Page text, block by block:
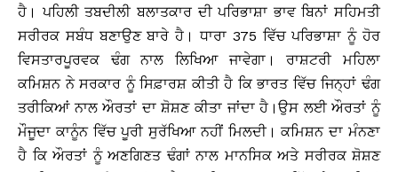
ਹੈ। ਪਹਿਲੀ ਤਬਦੀਲੀ ਬਲਾਤਕਾਰ ਦੀ ਪਰਿਭਾਸ਼ਾ ਭਾਵ ਬਿਨਾਂ ਸਹਿਮਤੀ
ਸਰੀਰਕ ਸਬੰਧ ਬਣਾਉਣ ਬਾਰੇ ਹੈ। ਧਾਰਾ 375 ਵਿੱਚ ਪਰਿਭਾਸ਼ਾ ਨੂੰ ਹੋਰ
ਵਿਸਤਾਰਪੂਰਵਕ ਢੰਗ ਨਾਲ ਲਿਖਿਆ ਜਾਵੇਗਾ। ਰਾਸ਼ਟਰੀ ਮਹਿਲਾ
ਕਮਿਸ਼ਨ ਨੇ ਸਰਕਾਰ ਨੂੰ ਸਿਫ਼ਾਰਸ਼ ਕੀਤੀ ਹੈ ਕਿ ਭਾਰਤ ਵਿੱਚ ਜਿਨ੍ਹਾਂ ਢੰਗ
ਤਰੀਕਿਆਂ ਨਾਲ ਔਰਤਾਂ ਦਾ ਸ਼ੋਸ਼ਣ ਕੀਤਾ ਜਾਂਦਾ ਹੈ।ਉਸ ਲਈ ਔਰਤਾਂ ਨੂੰ
ਮੌਜੂਦਾ ਕਾਨੂੰਨ ਵਿੱਚ ਪੂਰੀ ਸੁਰੱਖਿਆ ਨਹੀਂ ਮਿਲਦੀ। ਕਮਿਸ਼ਨ ਦਾ ਮੰਨਣਾ
ਹੈ ਕਿ ਔਰਤਾਂ ਨੂੰ ਅਣਗਿਣਤ ਢੰਗਾਂ ਨਾਲ ਮਾਨਸਿਕ ਅਤੇ ਸਰੀਰਕ ਸ਼ੋਸ਼ਣ